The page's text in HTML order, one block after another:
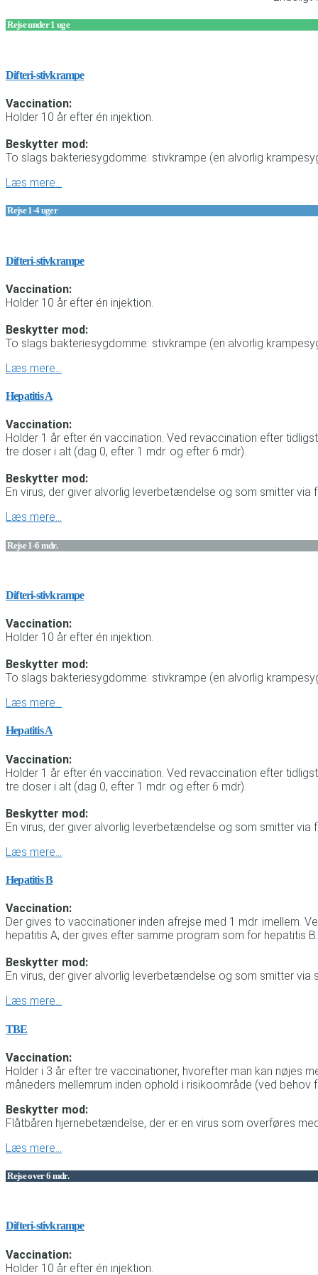
Rejse under 1 uge
Difteri-stivkrampe
Vaccination:
Holder 10 år efter én injektion.
Beskytter mod:
To slags bakteriesygdomme: stivkrampe (en alvorlig
Læs mere…
Rejse 1-4 uger
Difteri-stivkrampe
Vaccination:
Holder 10 år efter én injektion.
Beskytter mod:
To slags bakteriesygdomme: stivkrampe (en alvorlig
Læs mere…
Hepatitis A
Vaccination:
Holder 1 år efter én vaccination. Ved revaccination efter
tre doser i alt (dag 0, efter 1 mdr. og efter 6 mdr).
Beskytter mod:
En virus, der giver alvorlig leverbetændelse og som smitter via
Læs mere…
Rejse 1-6 mdr.
Difteri-stivkrampe
Vaccination:
Holder 10 år efter én injektion.
Beskytter mod:
To slags bakteriesygdomme: stivkrampe (en alvorlig
Læs mere…
Hepatitis A
Vaccination:
Holder 1 år efter én vaccination. Ved revaccination efter
tre doser i alt (dag 0, efter 1 mdr. og efter 6 mdr).
Beskytter mod:
En virus, der giver alvorlig leverbetændelse og som smitter via
Læs mere…
Hepatitis B
Vaccination:
Der gives to vaccinationer inden afrejse med 1 mdr. imellem.
hepatitis A, der gives efter samme program som for hepatitis B.
Beskytter mod:
En virus, der giver alvorlig leverbetændelse og som smitter via
Læs mere…
TBE
Vaccination:
Holder i 3 år efter tre vaccinationer, hvorefter man kan nøjes
måneders mellemrum inden ophold i risikoområde (ved
Beskytter mod:
Flåtbåren hjernebetændelse, der er en virus som overføres
Læs mere…
Rejse over 6 mdr.
Difteri-stivkrampe
Vaccination:
Holder 10 år efter én injektion.